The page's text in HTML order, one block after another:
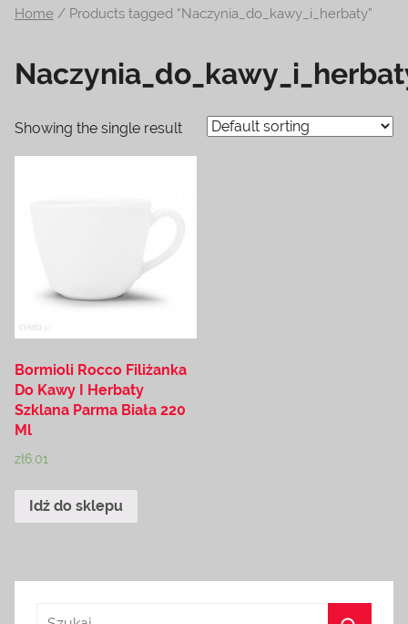
na
terrarystyki
i
Zapraszamy!
Home / Products tagged “Naczynia_do_kawy_i_herbaty”
Showing the single result
Bormioli Rocco Filiżanka
Do Kawy I Herbaty
Szklana Parma Biała 220
Ml
zł6.01
Idź do sklepu